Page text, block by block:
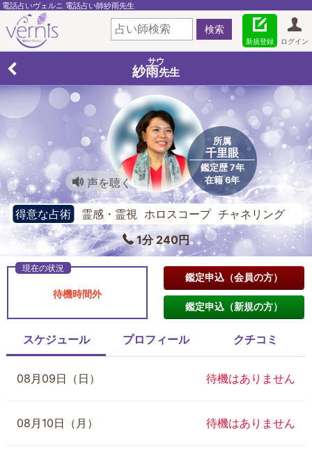
電話占いヴェルニ 電話占い師紗雨先生
ログイン
新規登録
サウ
紗雨先生
所属
千里眼
鑑定歴 7年
在籍 6年
声を聴く
得意な占術
霊感・霊視 ホロスコープ チャネリング
1分 240円
待機時間外
鑑定申込（会員の方）
鑑定申込（新規の方）
スケジュール プロフィール クチコミ
08月09日（日） 待機はありません
08月10日（月） 待機はありません